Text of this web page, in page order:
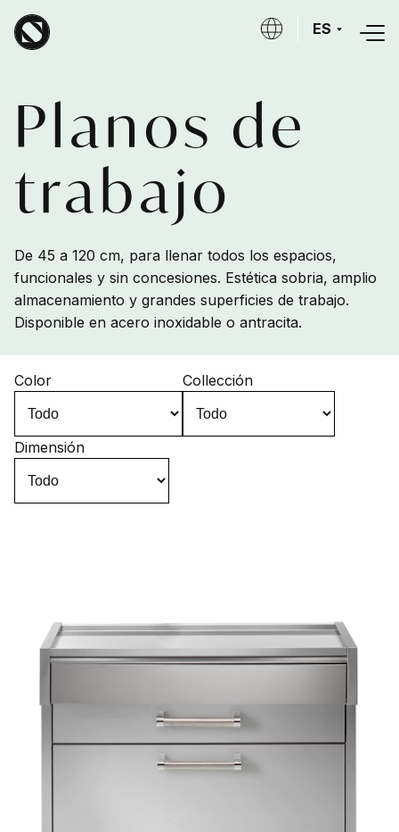
Skip to main content
ES
Planos de
trabajo
De 45 a 120 cm, para llenar todos los espacios,
funcionales y sin concesiones. Estética sobria, amplio
almacenamiento y grandes superficies de trabajo.
Disponible en acero inoxidable o antracita.
Color Collección
Dimensión